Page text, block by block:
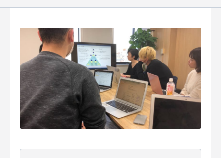
アクセス
AXXISについて
事業コンセプト
SERVICE
AXXISのサービス
マジキャリ